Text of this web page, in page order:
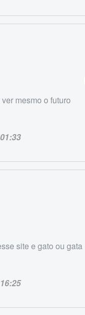
mesmo o futuro
01:33
site e gato ou gata
16:25